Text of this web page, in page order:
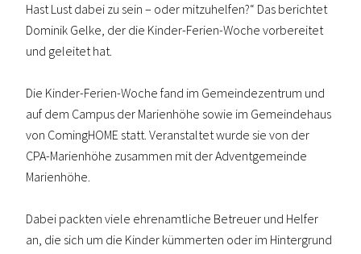
Hast Lust dabei zu sein – oder mitzuhelfen?“ Das berichtet
Dominik Gelke, der die Kinder-Ferien-Woche vorbereitet
und geleitet hat.
Die Kinder-Ferien-Woche fand im Gemeindezentrum und
auf dem Campus der Marienhöhe sowie im Gemeindehaus
von ComingHOME statt. Veranstaltet wurde sie von der
CPA-Marienhöhe zusammen mit der Adventgemeinde
Marienhöhe.
Dabei packten viele ehrenamtliche Betreuer und Helfer
an, die sich um die Kinder kümmerten oder im Hintergrund